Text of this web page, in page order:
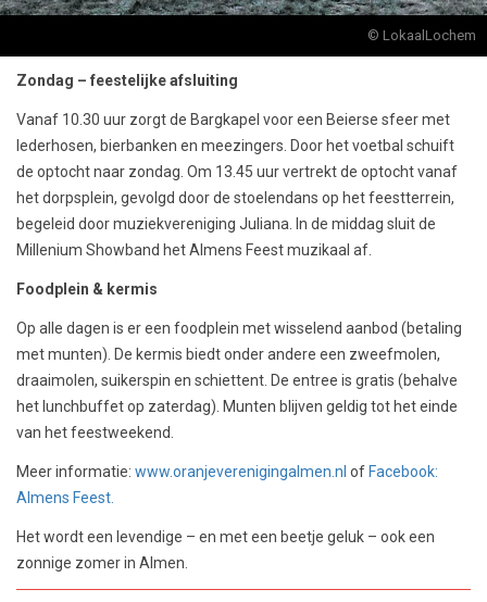
© LokaalLochem
Zondag – feestelijke afsluiting
Vanaf 10.30 uur zorgt de Bargkapel voor een Beierse sfeer met
lederhosen, bierbanken en meezingers. Door het voetbal schuift
de optocht naar zondag. Om 13.45 uur vertrekt de optocht vanaf
het dorpsplein, gevolgd door de stoelendans op het feestterrein,
begeleid door muziekvereniging Juliana. In de middag sluit de
Millenium Showband het Almens Feest muzikaal af.
Foodplein & kermis
Op alle dagen is er een foodplein met wisselend aanbod (betaling
met munten). De kermis biedt onder andere een zweefmolen,
draaimolen, suikerspin en schiettent. De entree is gratis (behalve
het lunchbuffet op zaterdag). Munten blijven geldig tot het einde
van het feestweekend.
Meer informatie: www.oranjeverenigingalmen.nl of Facebook:
Almens Feest.
Het wordt een levendige – en met een beetje geluk – ook een
zonnige zomer in Almen.